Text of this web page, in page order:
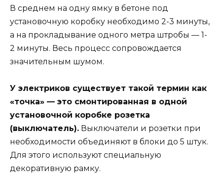
В среднем на одну ямку в бетоне под
установочную коробку необходимо 2-3 минуты,
а на прокладывание одного метра штробы — 1-
2 минуты. Весь процесс сопровождается
значительным шумом.
У электриков существует такой термин как
«точка» — это смонтированная в одной
установочной коробке розетка
(выключатель). Выключатели и розетки при
необходимости объединяют в блоки до 5 штук.
Для этого используют специальную
декоративную рамку.